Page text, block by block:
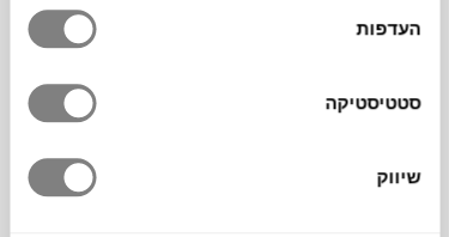
העדפות
סטטיסטיקה
שיווק
המגיע בשלושה גדלים הניתנים לשילוב ביחד או
כמדף בודד. שייך למותג העיצוב הדני HAY. את
ANDREAS BERGSAKER, אשר הביא את
הניסיון שלו בעיצוב תעשייתי, ויצר מערכת
מדפים בעיצוב חדשני וחכם עם ווים נסתרים.
ממתלה למפתחות בכניסה לבית, מתלה